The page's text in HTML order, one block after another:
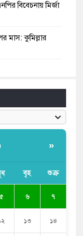
বিবেচনায় মির্জা
মাস: কুমিল্লার
আপনারা দেখেননি:
»
বৃহ শুক্র
৫ ৬ ৭
১৩ ১৪